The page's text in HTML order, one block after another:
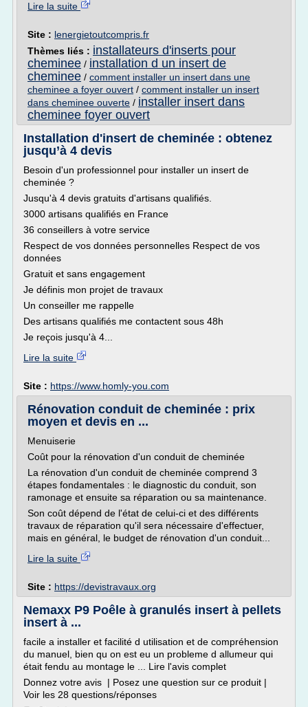
Lire la suite
Site : lenergietoutcompris.fr
Thèmes liés : installateurs d'inserts pour
cheminee / installation d un insert de
cheminee / comment installer un insert dans une
cheminee a foyer ouvert / comment installer un insert
dans cheminee ouverte / installer insert dans
cheminee foyer ouvert
Installation d'insert de cheminée : obtenez
jusqu’à 4 devis
Besoin d'un professionnel pour installer un insert de
cheminée ?
Jusqu'à 4 devis gratuits d'artisans qualifiés.
3000 artisans qualifiés en France
36 conseillers à votre service
Respect de vos données personnelles Respect de vos
données
Gratuit et sans engagement
Je définis mon projet de travaux
Un conseiller me rappelle
Des artisans qualifiés me contactent sous 48h
Je reçois jusqu'à 4...
Lire la suite
Site : https://www.homly-you.com
Rénovation conduit de cheminée : prix
moyen et devis en ...
Menuiserie
Coût pour la rénovation d'un conduit de cheminée
La rénovation d'un conduit de cheminée comprend 3
étapes fondamentales : le diagnostic du conduit, son
ramonage et ensuite sa réparation ou sa maintenance.
Son coût dépend de l'état de celui-ci et des différents
travaux de réparation qu'il sera nécessaire d'effectuer,
mais en général, le budget de rénovation d'un conduit...
Lire la suite
Site : https://devistravaux.org
Nemaxx P9 Poêle à granulés insert à pellets
insert à ...
facile a installer et facilité d utilisation et de compréhension
du manuel, bien qu on est eu un probleme d allumeur qui
était fendu au montage le ... Lire l'avis complet
Donnez votre avis | Posez une question sur ce produit |
Voir les 28 questions/réponses